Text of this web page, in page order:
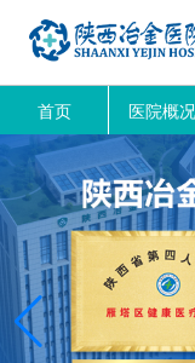
首页 医院概况